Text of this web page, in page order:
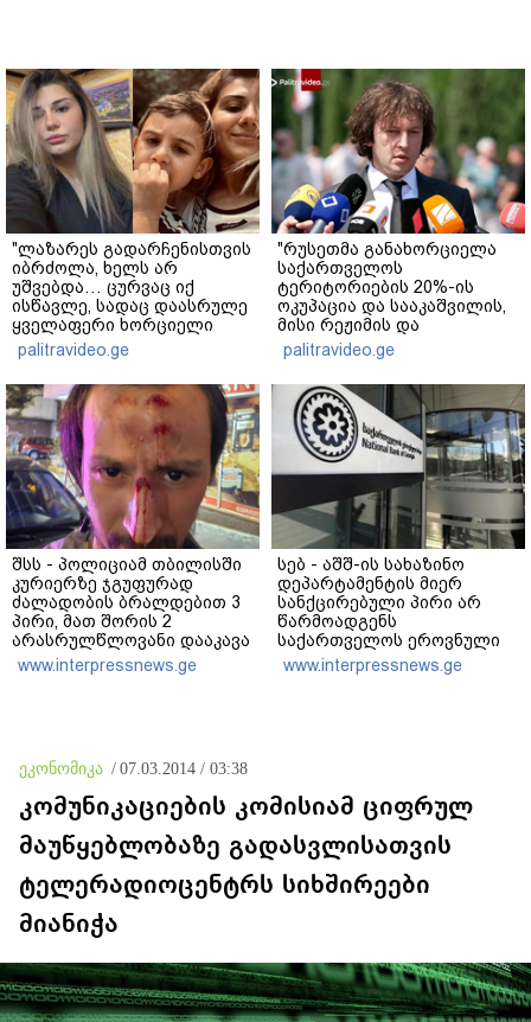
"ლაზარეს გადარჩენისთვის
იბრძოლა, ხელს არ
უშვებდა… ცურვაც იქ
ისწავლე, სადაც დაასრულე
ყველაფერი ხორციელი
ცხოვრებიდან" – რას წერს
ხობში დაღუპული დედა-
შვილის ახლობელი?
palitravideo.ge
"რუსეთმა განახორციელა
საქართველოს
ტერიტორიების 20%-ის
ოკუპაცია და სააკაშვილის,
მისი რეჟიმის და
"ნაცმოძრაობის" ღალატი
ვერანაირად ვერ
გადაფარავს ამ
დანაშაულს" - ირაკლი
კობახიძე
palitravideo.ge
შსს - პოლიციამ თბილისში
კურიერზე ჯგუფურად
ძალადობის ბრალდებით 3
პირი, მათ შორის 2
არასრულწლოვანი დააკავა
- კიდევ 2 პირის დაკავების
მიზნით კი შესაბამისი
www.interpressnews.ge
სებ - აშშ-ის სახაზინო
დეპარტამენტის მიერ
სანქცირებული პირი არ
წარმოადგენს
საქართველოს ეროვნული
ბანკის რეგულირებულ
სუბიექტს
www.interpressnews.ge
ეკონომიკა / 07.03.2014 / 03:38
კომუნიკაციების კომისიამ ციფრულ
მაუწყებლობაზე გადასვლისათვის
ტელერადიოცენტრს სიხშირეები
მიანიჭა